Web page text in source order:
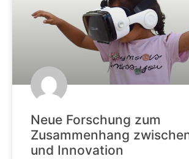
Neue Forschung zum
Zusammenhang
und Innovation